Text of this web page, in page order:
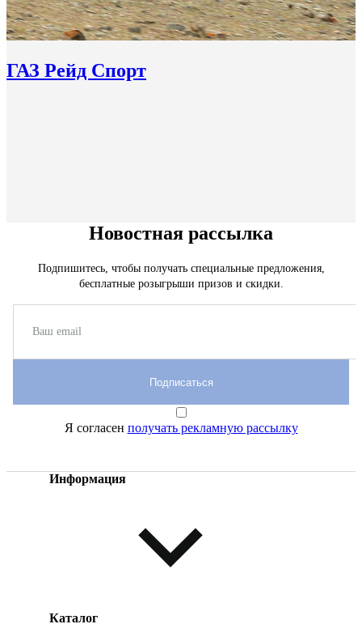
ГАЗ Рейд Спорт
Информация
Каталог
Новостная рассылка
Подпишитесь, чтобы получать специальные предложения,
бесплатные розыгрыши призов и скидки.
Подписаться
Я согласен получать рекламную рассылку